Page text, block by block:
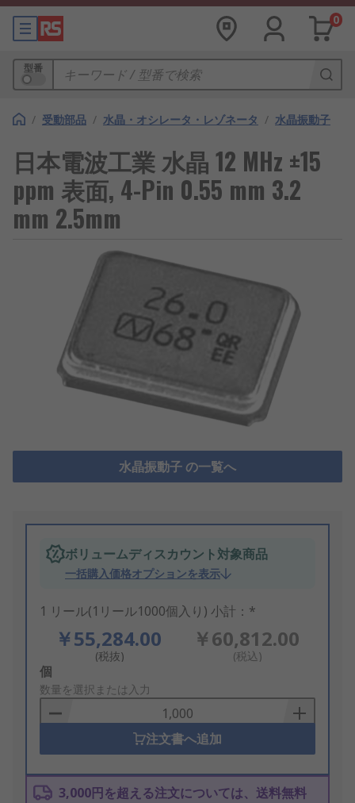
0
型番
/ 受動部品 / 水晶・オシレータ・レゾネータ / 水晶振動子
日本電波工業 水晶 12 MHz ±15
ppm 表面, 4-Pin 0.55 mm 3.2
mm 2.5mm
水晶振動子 の一覧へ
ボリュームディスカウント対象商品
一括購入価格オプションを表示
1 リール(1リール1000個入り) 小計：*
￥55,284.00
(税抜)
￥60,812.00
(税込)
Add
to
Basket
個
数量を選択または入力
注文書へ追加
3,000円を超える注文については、送料無料